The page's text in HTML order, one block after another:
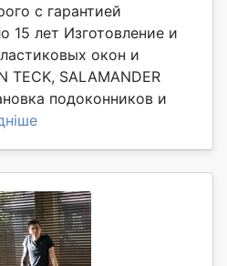
с гарантией
15 лет Изготовление и
окон и
TECK, SALAMANDER
подоконников и